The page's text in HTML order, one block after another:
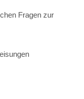
Fragen zur